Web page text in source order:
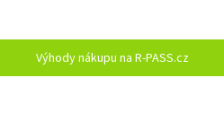
Výhody nákupu na R-PASS.cz